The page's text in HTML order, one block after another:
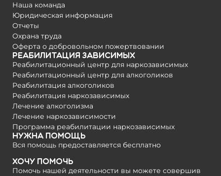
Наша команда
Юридическая информация
Отчеты
Охрана труда
Оферта о добровольном пожертвовании
Реабилитация зависимых
Реабилитационный центр для наркозависимых
Реабилитационный центр для алкоголиков
Реабилитация алкоголиков
Реабилитация наркозависимых
Лечение алкоголизма
Лечение наркозависимости
Программа реабилитации наркозависимых
Нужна помощь
Вся помощь предоставляется бесплатно
Хочу помочь
Помочь нашей деятельности вы можете совершив